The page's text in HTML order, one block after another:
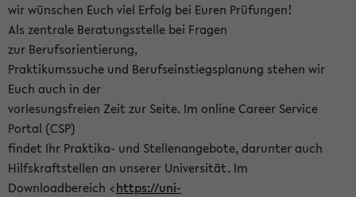
wir wünschen Euch viel Erfolg bei Euren Prüfungen!
Als zentrale Beratungsstelle bei Fragen
zur Berufsorientierung,
Praktikumssuche und Berufseinstiegsplanung stehen wir
Euch auch in der
vorlesungsfreien Zeit zur Seite. Im online Career Service
Portal (CSP)
findet Ihr Praktika- und Stellenangebote, darunter auch
Hilfskraftstellen an unserer Universität. Im
Downloadbereich <https://uni-